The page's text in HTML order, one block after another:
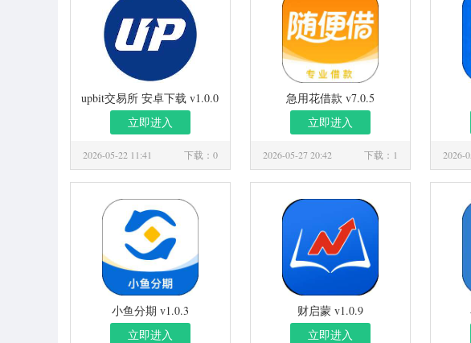
upbit交易所 安卓下载 v1.0.0
立即进入
2026-05-22 11:41 下载：0
急用花借款 v7.0.5
立即进入
2026-05-27 20:42 下载：1 2026-
小鱼分期 v1.0.3
立即进入
财启蒙 v1.0.9
立即进入